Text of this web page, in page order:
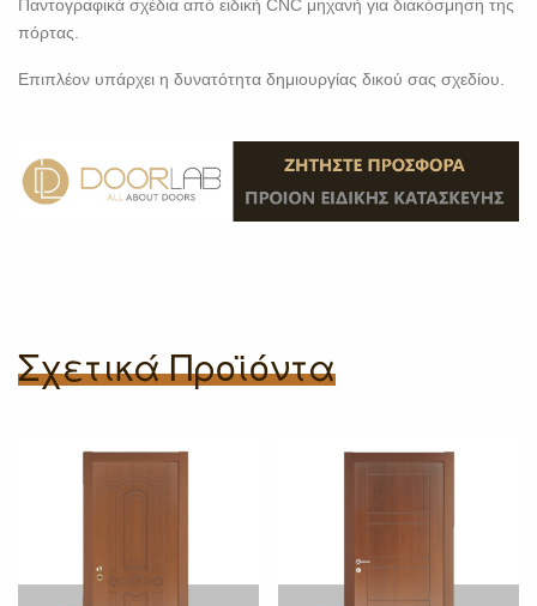
Παντογραφικά σχέδια από ειδική CNC μηχανή για διακόσμηση της
πόρτας.
Επιπλέον υπάρχει η δυνατότητα δημιουργίας δικού σας σχεδίου.
Σχετικά Προϊόντα